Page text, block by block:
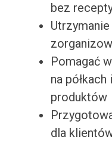
bez
Pomagać
na
produktów
dla